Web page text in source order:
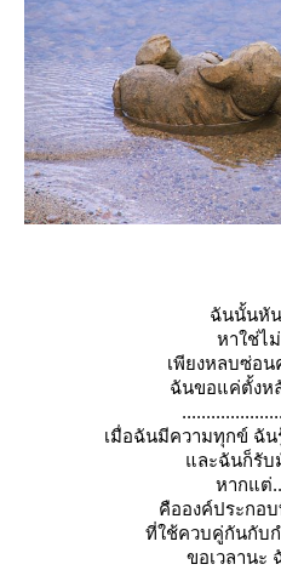
ฉันนั้นหั
หาใช่ไ
เพียงหลบซ่อ
ฉันขอแค่ตั้งห
เมื่อฉันมีความทุกข์ ฉั
ละฉันก็รับ
หากแต่
คือองค์ประกอ
ที่ใช้ควบคู่กันกับก
ขอเวลานะ